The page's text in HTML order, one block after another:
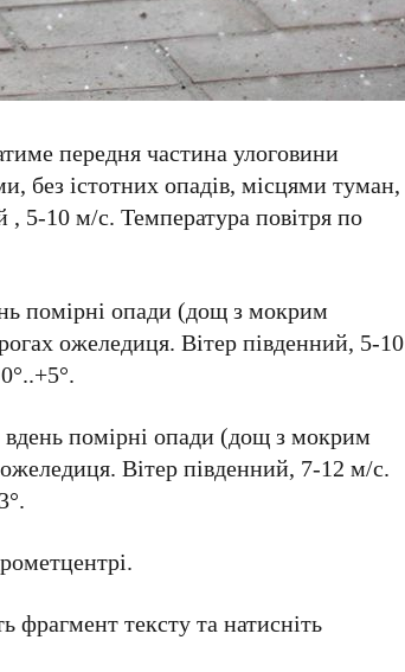
передня частина улоговини
без істотних опадів, місцями туман,
, 5-10 м/с. Температура повітря по
помірні опади (дощ з мокрим
ожеледиця. Вітер південний, 5-10
вдень помірні опади (дощ з мокрим
Вітер південний, 7-12 м/с.
фрагмент тексту та натисніть